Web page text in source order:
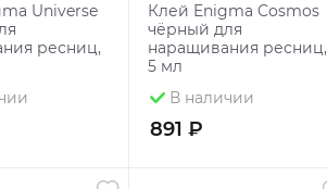
Universe
ресниц,
Клей Enigma Cosmos
чёрный для
наращивания ресниц,
5 мл
В наличии
891 ₽